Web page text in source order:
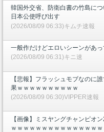
韓国外交省、防衛白書の竹島に
日本公使呼び出す
(2026/08/09 06:33)キムチ速報
一般作だけどエロいシーンがあ
(2026/08/09 06:31)キニ速
【悲報】フラッシュモブなのに
果ｗｗｗｗｗｗｗｗｗｗ
(2026/08/09 06:30)VIPPER速報
【画像】ミスヤングチャンピオ
ｗｗｗｗｗｗｗｗｗｗｗｗｗｗｗ